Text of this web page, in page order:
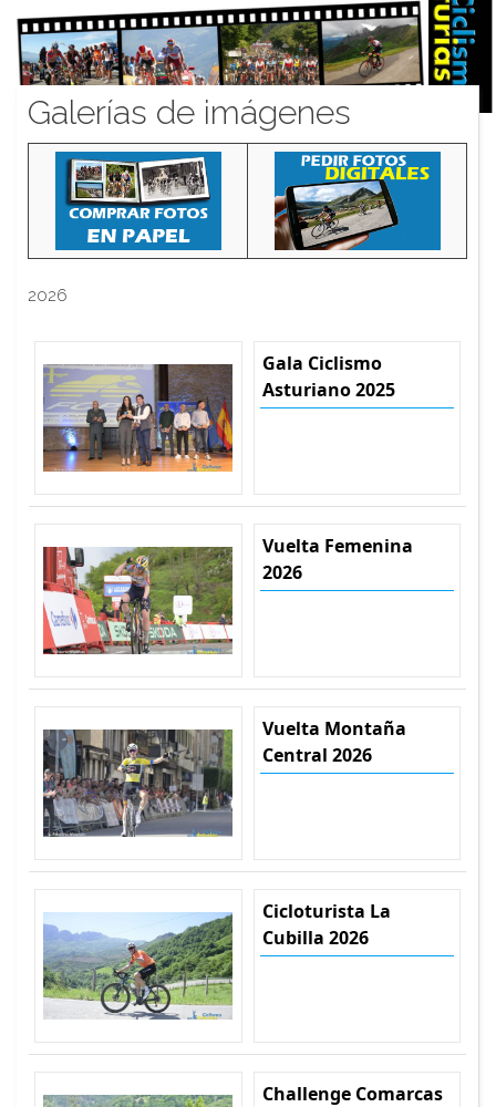
Galerías de imágenes
2026
Gala Ciclismo
Asturiano 2025
Vuelta Femenina
2026
Vuelta Montaña
Central 2026
Cicloturista La
Cubilla 2026
Challenge Comarcas